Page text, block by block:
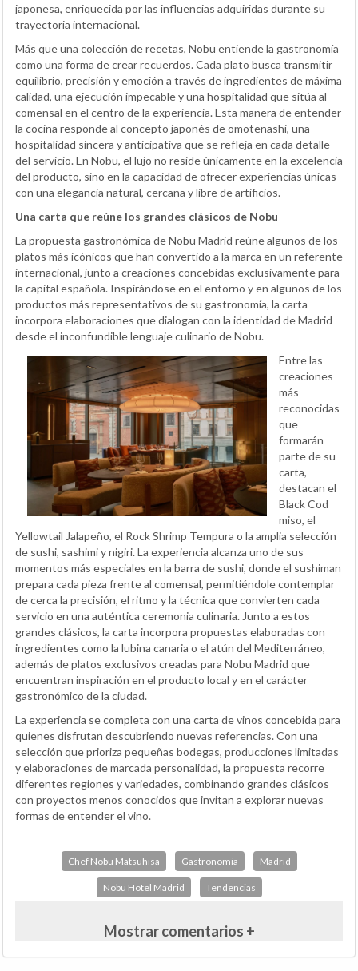
japonesa, enriquecida por las influencias adquiridas durante su
trayectoria internacional.
Más que una colección de recetas, Nobu entiende la gastronomía
como una forma de crear recuerdos. Cada plato busca transmitir
equilibrio, precisión y emoción a través de ingredientes de máxima
calidad, una ejecución impecable y una hospitalidad que sitúa al
comensal en el centro de la experiencia. Esta manera de entender
la cocina responde al concepto japonés de omotenashi, una
hospitalidad sincera y anticipativa que se refleja en cada detalle
del servicio. En Nobu, el lujo no reside únicamente en la excelencia
del producto, sino en la capacidad de ofrecer experiencias únicas
con una elegancia natural, cercana y libre de artificios.
Una carta que reúne los grandes clásicos de Nobu
La propuesta gastronómica de Nobu Madrid reúne algunos de los
platos más icónicos que han convertido a la marca en un referente
internacional, junto a creaciones concebidas exclusivamente para
la capital española. Inspirándose en el entorno y en algunos de los
productos más representativos de su gastronomía, la carta
incorpora elaboraciones que dialogan con la identidad de Madrid
desde el inconfundible lenguaje culinario de Nobu.
Entre las
creaciones
más
reconocidas
que
formarán
parte de su
carta,
destacan el
Black Cod
miso, el
Yellowtail Jalapeño, el Rock Shrimp Tempura o la amplia selección
de sushi, sashimi y nigiri. La experiencia alcanza uno de sus
momentos más especiales en la barra de sushi, donde el sushiman
prepara cada pieza frente al comensal, permitiéndole contemplar
de cerca la precisión, el ritmo y la técnica que convierten cada
servicio en una auténtica ceremonia culinaria. Junto a estos
grandes clásicos, la carta incorpora propuestas elaboradas con
ingredientes como la lubina canaria o el atún del Mediterráneo,
además de platos exclusivos creadas para Nobu Madrid que
encuentran inspiración en el producto local y en el carácter
gastronómico de la ciudad.
La experiencia se completa con una carta de vinos concebida para
quienes disfrutan descubriendo nuevas referencias. Con una
selección que prioriza pequeñas bodegas, producciones limitadas
y elaboraciones de marcada personalidad, la propuesta recorre
diferentes regiones y variedades, combinando grandes clásicos
con proyectos menos conocidos que invitan a explorar nuevas
formas de entender el vino.
Chef Nobu Matsuhisa Gastronomia Madrid
Nobu Hotel Madrid Tendencias
Mostrar comentarios +